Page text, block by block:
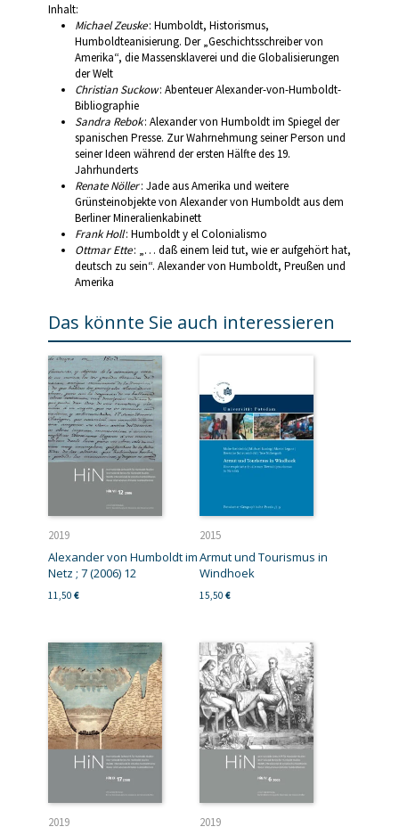
(2002)
4
Menge
Inhalt:
Michael Zeuske: Humboldt, Historismus,
Humboldteanisierung. Der „Geschichtsschreiber von
Amerika“, die Massensklaverei und die Globalisierungen
der Welt
Christian Suckow: Abenteuer Alexander-von-Humboldt-
Bibliographie
Sandra Rebok: Alexander von Humboldt im Spiegel der
spanischen Presse. Zur Wahrnehmung seiner Person und
seiner Ideen während der ersten Hälfte des 19.
Jahrhunderts
Renate Nöller: Jade aus Amerika und weitere
Grünsteinobjekte von Alexander von Humboldt aus dem
Berliner Mineralienkabinett
Frank Holl: Humboldt y el Colonialismo
Ottmar Ette: „… daß einem leid tut, wie er aufgehört hat,
deutsch zu sein“. Alexander von Humboldt, Preußen und
Amerika
Das könnte Sie auch interessieren
2019
Alexander von Humboldt im
Netz ; 7 (2006) 12
11,50 €
2015
Armut und Tourismus in
Windhoek
15,50 €
2019 2019